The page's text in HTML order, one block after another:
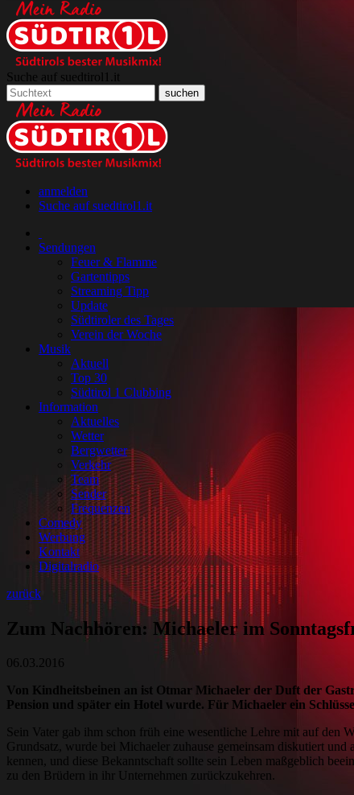
Suche auf suedtirol1.it
anmelden
Suche auf suedtirol1.it
Sendungen
Feuer & Flamme
Gartentipps
Streaming Tipp
Update
Südtiroler des Tages
Verein der Woche
Musik
Aktuell
Top 30
Südtirol 1 Clubbing
Information
Aktuelles
Wetter
Bergwetter
Verkehr
Team
Sender
Frequenzen
Comedy
Werbung
Kontakt
Digitalradio
zurück
Zum Nachhören: Michaeler im
06.03.2016
Von Kindheitsbeinen an ist Otmar Michaeler der Duft der
Pension und später ein Hotel wurde. Für Michaeler ein
Sein Vater gab ihm schon früh eine wesentliche Lehre mit auf den
Grundsatz, wurde bei Michaeler zuhause gemeinsam diskutiert
kennen, und diese Bekanntschaft sollte sein Leben maßgeblich
zu den Brüdern in ihr Unternehmen zurückzukehren.